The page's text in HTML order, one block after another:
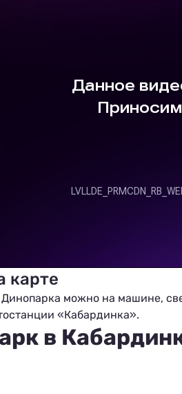
карте
Динопарка можно на машине,
«Кабардинка».
в